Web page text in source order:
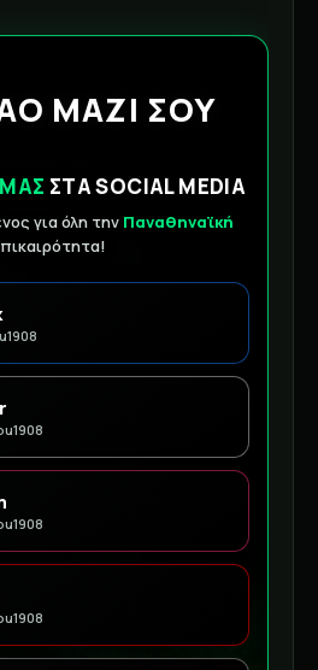
ΜΑΖΙ ΣΟΥ
ΣΤΑ SOCIAL MEDIA
για όλη την Παναθηναϊκή